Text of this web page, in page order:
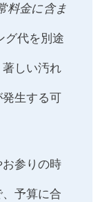
料金に含ま
グ代を別途
しい汚れ
生する可
参りの時
予算に合